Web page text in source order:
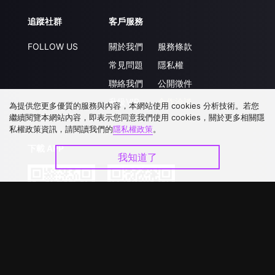
追蹤社群
FOLLOW US
客戶服務
關於我們
常見問題
聯絡我們
升級VIP
服務條款
隱私權
公開徵件
合作洽談
下載 APP
為提供您更多優質的服務與內容，本網站使用 cookies 分析技術。若您
繼續閱覽本網站內容，即表示您同意我們使用 cookies，關於更多相關隱
私權政策資訊，請閱讀我們的隱私權政策。
我知道了